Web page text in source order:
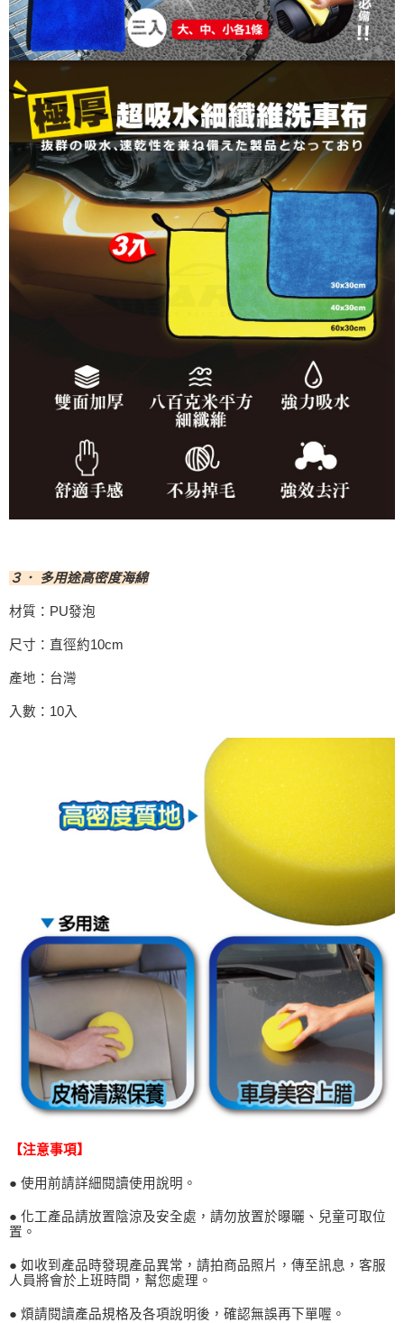
３． 多用途高密度海綿
材質：PU發泡
尺寸：直徑約10cm
產地：台灣
入數：10入
【注意事項】
● 使用前請詳細閱讀使用說明。
● 化工產品請放置陰涼及安全處，請勿放置於曝曬、兒童可取位
置。
● 如收到產品時發現產品異常，請拍商品照片，傳至訊息，客服
人員將會於上班時間，幫您處理。
● 煩請閱讀產品規格及各項說明後，確認無誤再下單喔。